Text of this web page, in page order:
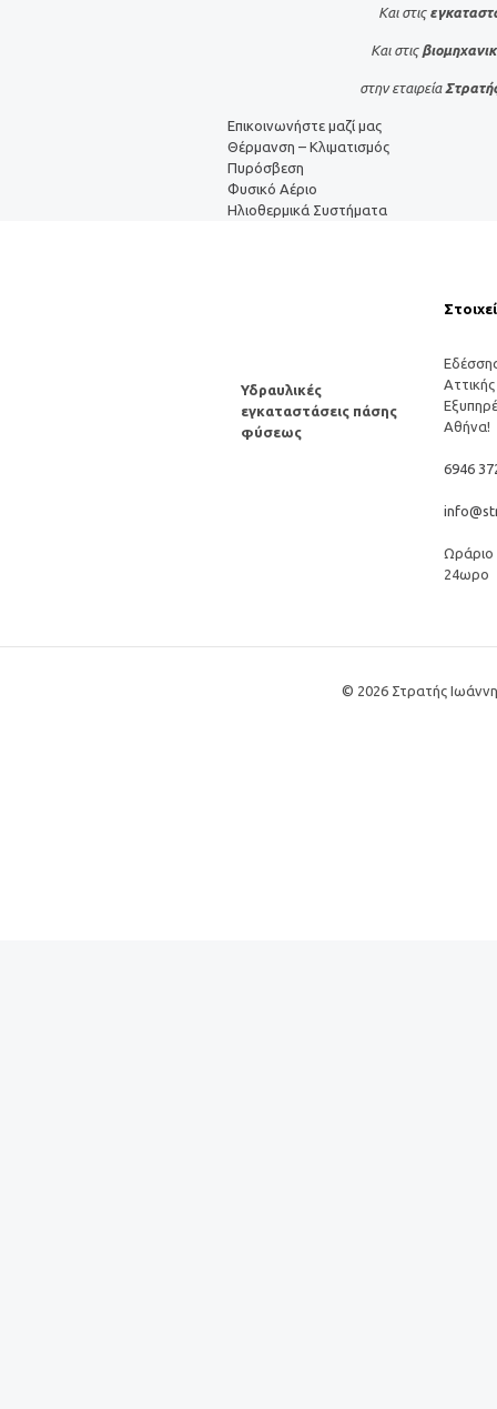
Και στις
Και στις
στην εταιρεία
Επικοινωνήστε μαζί μας
Θέρμανση – Κλιματισμός
Πυρόσβεση
Φυσικό Αέριο
Ηλιοθερμικά Συστήματα
Υδραυλικές
εγκαταστάσεις πάσης
φύσεως
Αττικής
Αθήνα!
6946
Ωράριο
24ωρο
© 2026 Στρατής